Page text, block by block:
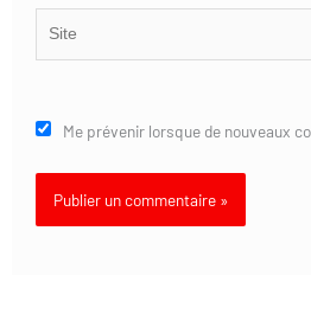
Me prévenir lorsque de nouveaux